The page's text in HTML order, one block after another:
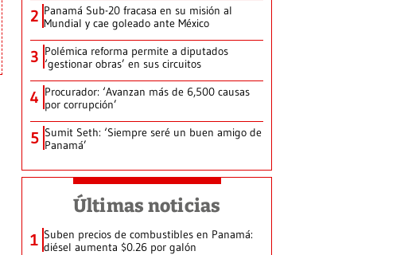
2 Panamá Sub-20 fracasa en su misión al
Mundial y cae goleado ante México
3 Polémica reforma permite a diputados
‘gestionar obras’ en sus circuitos
4 Procurador: ‘Avanzan más de 6,500 causas
por corrupción’
5 Sumit Seth: ‘Siempre seré un buen amigo de
Panamá’
Últimas noticias
1 Suben precios de combustibles en Panamá:
diésel aumenta $0.26 por galón